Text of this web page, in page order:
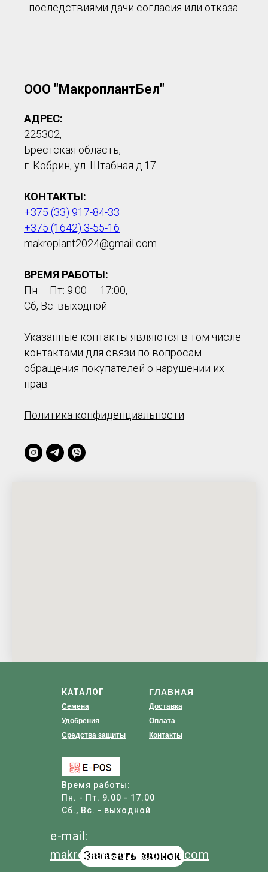
последствиями дачи согласия или отказа.
ООО "МакроплантБел"
АДРЕС:
225302,
Брестская область,
г. Кобрин, ул. Штабная д.17
КОНТАКТЫ:
+375 (33) 917-84-33
+375 (1642) 3-55-16
makroplant2024@gmail .com
ВРЕМЯ РАБОТЫ:
Пн – Пт: 9:00 — 17:00,
Сб, Вс: выходной
Указанные контакты являются в том числе
контактами для связи по вопросам
обращения покупателей о нарушении их
прав
Политика конфиденциальности
ГЛАВНАЯ
Доставка
Оплата
Контакты
Время работы:
Пн. - Пт. 9.00 - 17.00
Сб., Вс. - выходной
КАТАЛОГ
Семена
Удобрения
Средства защиты
Заказать звонок
e-mail:
makroplant2024 @gmail .com